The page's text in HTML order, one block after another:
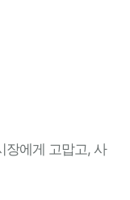
장에게 고맙고, 사